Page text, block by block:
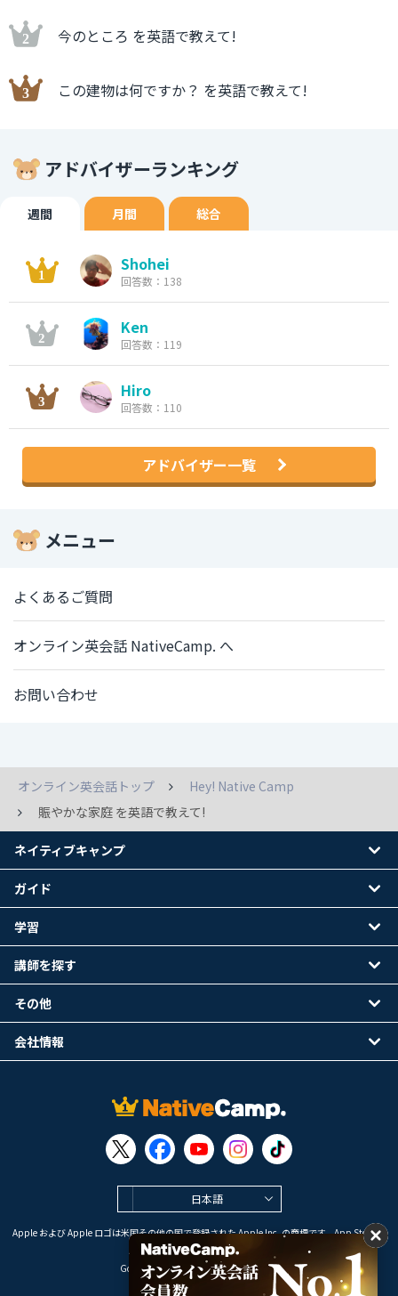
今のところ を英語で教えて!
この建物は何ですか？ を英語で教えて!
アドバイザーランキング
週間 月間 総合
Shohei
回答数：138
Ken
回答数：119
Hiro
回答数：110
アドバイザー一覧
メニュー
よくあるご質問
オンライン英会話 NativeCamp. へ
お問い合わせ
オンライン英会話トップ
Hey! Native Camp
賑やかな家庭 を英語で教えて!
日本語
Apple および Apple ロゴは米国その他の国で登録された Apple Inc. の商標です。App Store は
Apple Inc. のサービスマークです。
Google Play は Google LLC の商標です。
ネイティブキャンプ
ガイド
学習
講師を探す
その他
会社情報